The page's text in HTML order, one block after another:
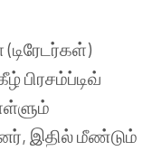
இதில் மீண்டும்